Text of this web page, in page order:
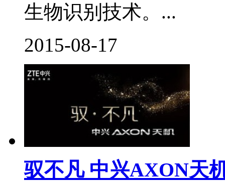
生物识别技术。...
2015-08-17
驭不凡 中兴AXON天